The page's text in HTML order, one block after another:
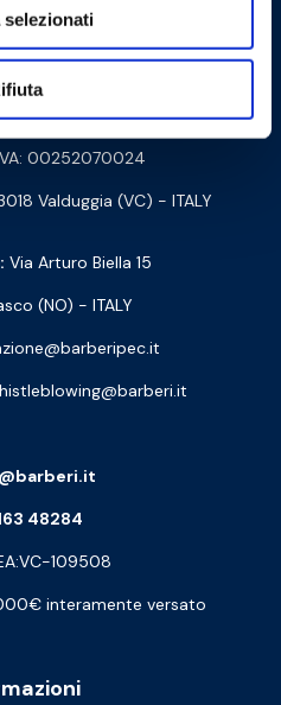
S.r.l. a socio unico
00252070024
Valduggia (VC) - ITALY
Via Arturo Biella 15
(NO) - ITALY
48284
109508
interamente versato